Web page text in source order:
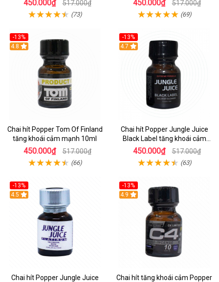
450.000₫ 517.000₫
(73)
450.000₫ 517.000₫
(69)
-13%
Hot
4.8
Chai hít Popper Tom Of Finland
tăng khoái cảm mạnh 10ml
450.000₫ 517.000₫
(66)
-13%
Hot
4.7
Chai hít Popper Jungle Juice
Black Label tăng khoái cảm
10ml
450.000₫ 517.000₫
(63)
-13%
Hot
4.5
Chai hít Popper Jungle Juice
-13%
Hot
4.9
Chai hít tăng khoái cảm Popper